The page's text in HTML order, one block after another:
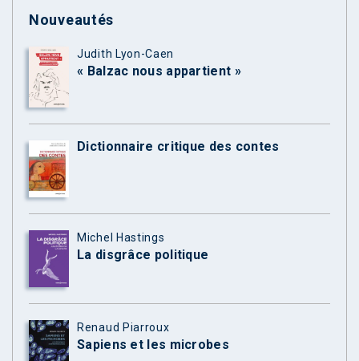
Nouveautés
Judith Lyon-Caen
« Balzac nous appartient »
Dictionnaire critique des contes
Michel Hastings
La disgrâce politique
Renaud Piarroux
Sapiens et les microbes